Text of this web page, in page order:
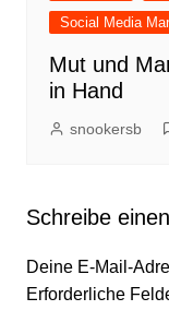
Social Media
Mut und
in Hand
snookersb
Schreibe
Deine E-Mail-
Erforderliche